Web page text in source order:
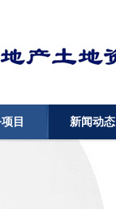
目 新闻动态